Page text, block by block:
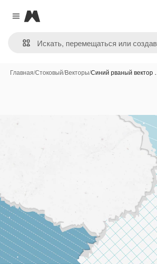
Close menu
Magnific
Главная/Стоковый/Векторы/Синий рваный вектор